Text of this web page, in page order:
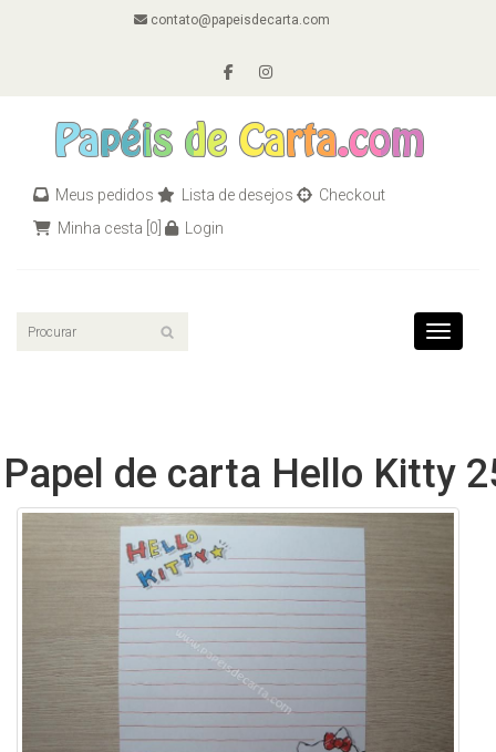
contato@papeisdecarta.com
Meus pedidos Lista de desejos
Checkout
Minha cesta [0] Login
Toggle
Papel de carta Hello Kitty